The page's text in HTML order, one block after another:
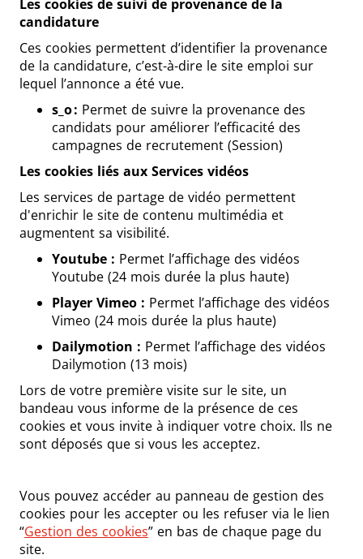
Les cookies de suivi de provenance de la
candidature
Ces cookies permettent d’identifier la provenance
de la candidature, c’est-à-dire le site emploi sur
lequel l’annonce a été vue.
s_o : Permet de suivre la provenance des
candidats pour améliorer l’efficacité des
campagnes de recrutement (Session)
Les cookies liés aux Services vidéos
Les services de partage de vidéo permettent
d'enrichir le site de contenu multimédia et
augmentent sa visibilité.
Youtube : Permet l’affichage des vidéos
Youtube (24 mois durée la plus haute)
Player Vimeo : Permet l’affichage des vidéos
Vimeo (24 mois durée la plus haute)
Dailymotion : Permet l’affichage des vidéos
Dailymotion (13 mois)
Lors de votre première visite sur le site, un
bandeau vous informe de la présence de ces
cookies et vous invite à indiquer votre choix. Ils ne
sont déposés que si vous les acceptez.
Vous pouvez accéder au panneau de gestion des
cookies pour les accepter ou les refuser via le lien
“Gestion des cookies” en bas de chaque page du
site.